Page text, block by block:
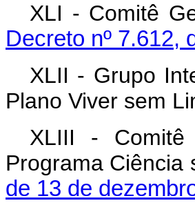
XLI - Comitê
Decreto nº 7.612,
XLII - Grupo
Plano Viver sem
XLIII - Comitê
Programa Ciência
de 13 de